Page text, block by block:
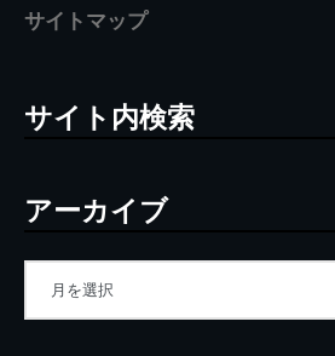
サイトマップ
サイト内検索
アーカイブ